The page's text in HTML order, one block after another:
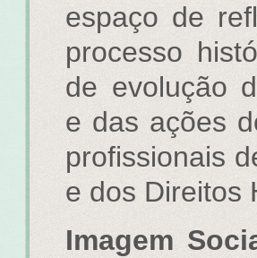
espaço de
processo
de evolução
e das ações
profissionais
e dos Direitos
Imagem